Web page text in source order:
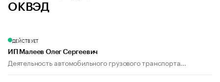
ОКВЭД
ДЕЙСТВУЕТ
ИП Малеев Олег Сергеевич
Деятельность автомобильного грузового транспорта...